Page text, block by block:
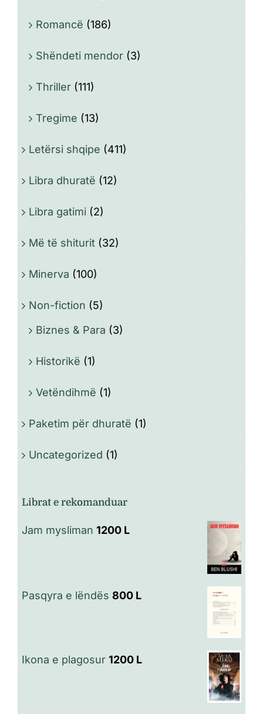
Romancë (186)
Shëndeti mendor (3)
Thriller (111)
Tregime (13)
Letërsi shqipe (411)
Libra dhuratë (12)
Libra gatimi (2)
Më të shiturit (32)
Minerva (100)
Non-fiction (5)
Biznes & Para (3)
Historikë (1)
Vetëndihmë (1)
Paketim për dhuratë (1)
Uncategorized (1)
Librat e rekomanduar
Jam mysliman 1200 L
Pasqyra e lëndës 800 L
Ikona e plagosur 1200 L